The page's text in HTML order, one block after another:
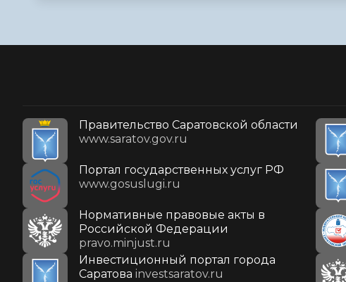
Правительство Саратовской области
www.saratov.gov.ru
Портал государственных услуг РФ
www.gosuslugi.ru
Нормативные правовые акты в
Российской Федерации
pravo.minjust.ru
Инвестиционный портал города
Саратова investsaratov.ru